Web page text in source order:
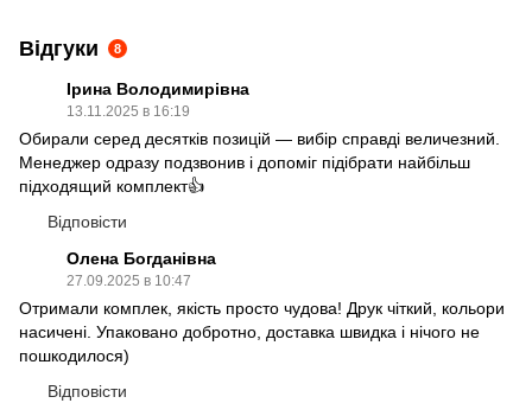
Відгуки 8
Ірина Володимирівна
13.11.2025 в 16:19
Обирали серед десятків позицій — вибір справді величезний.
Менеджер одразу подзвонив і допоміг підібрати найбільш
підходящий комплект👍
Відповісти
Олена Богданівна
27.09.2025 в 10:47
Отримали комплек, якість просто чудова! Друк чіткий, кольори
насичені. Упаковано добротно, доставка швидка і нічого не
пошкодилося)
Відповісти